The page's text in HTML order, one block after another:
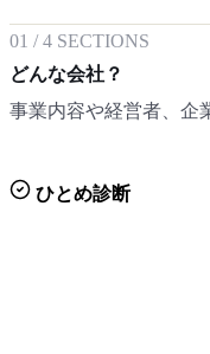
01 /4 SECTIONS
どんな会社？
事業内容や経営者、企
ひとめ診断